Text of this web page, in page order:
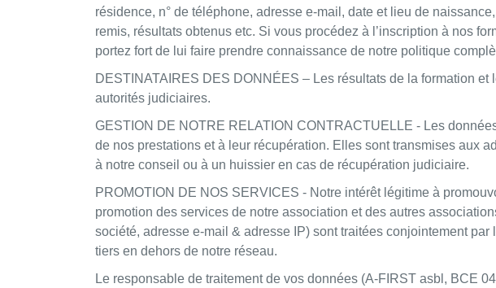
résidence, n° de téléphone, adresse e-mail, date et lieu de
remis, résultats obtenus etc. Si vous procédez à l’inscription à nos
portez fort de lui faire prendre connaissance de notre politique
DESTINATAIRES DES DONNÉES – Les résultats de la formation
autorités judiciaires.
GESTION DE NOTRE RELATION CONTRACTUELLE - Les
de nos prestations et à leur récupération. Elles sont transmises aux
à notre conseil ou à un huissier en cas de récupération judiciaire.
PROMOTION DE NOS SERVICES - Notre intérêt légitime à
promotion des services de notre association et des autres
société, adresse e-mail & adresse IP) sont traitées conjointement
tiers en dehors de notre réseau.
Le responsable de traitement de vos données (A-FIRST asbl, BCE